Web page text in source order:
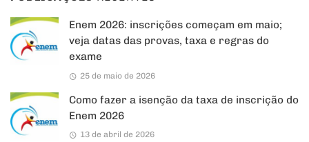
Enem 2026: inscrições começam em maio;
veja datas das provas, taxa e regras do
exame
25 de maio de 2026
Como fazer a isenção da taxa de inscrição do
Enem 2026
13 de abril de 2026